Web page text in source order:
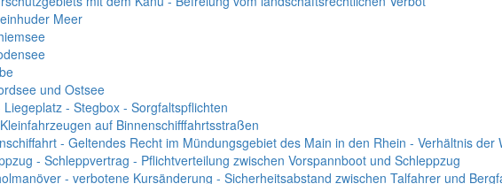
Meer
und Ostsee
- Stegbox - Sorgfaltspflichten
auf Binnenschifffahrtsstraßen
- Geltendes Recht im Mündungsgebiet des Main in den Rhein - Verhältnis
- Schleppvertrag - Pflichtverteilung zwischen Vorspannboot und Schleppzug
- verbotene Kursänderung - Sicherheitsabstand zwischen Talfahrer und